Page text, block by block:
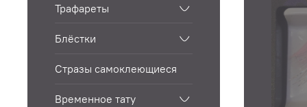
Трафареты
Блёстки
Стразы самоклеющиеся
Временное тату